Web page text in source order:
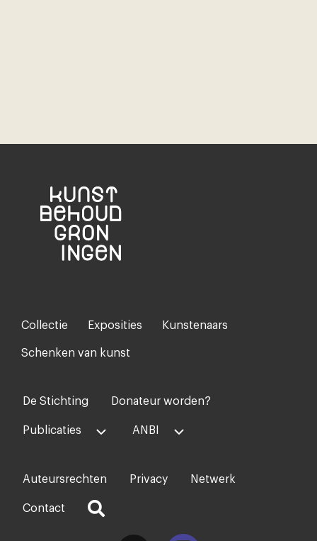
Footer-
menu
Collectie Exposities Kunstenaars
Schenken van kunst
Voet
midden
De Stichting Donateur worden?
Publicaties ANBI
Voet
rechts
Auteursrechten Privacy Netwerk
Contact